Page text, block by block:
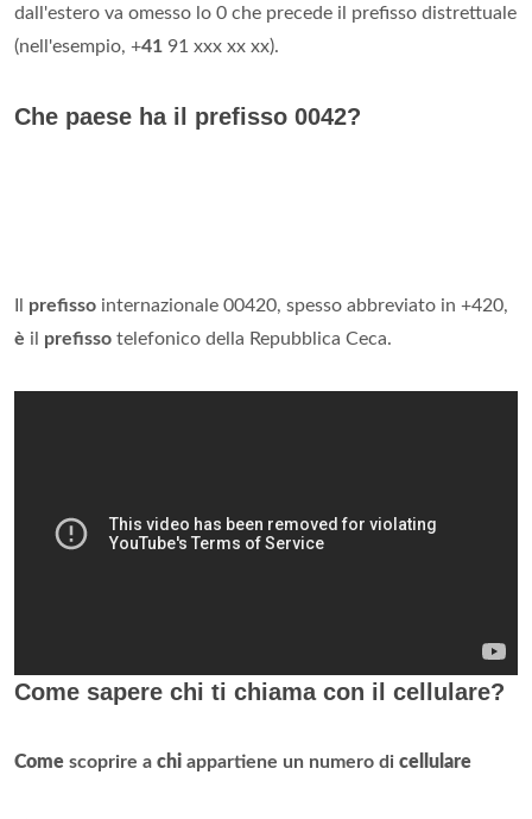
dall'estero va omesso lo 0 che precede il prefisso distrettuale
(nell'esempio, +41 91 xxx xx xx).
Che paese ha il prefisso 0042?
Il prefisso internazionale 00420, spesso abbreviato in +420,
è il prefisso telefonico della Repubblica Ceca.
Come sapere chi ti chiama con il cellulare?
Come scoprire a chi appartiene un numero di cellulare